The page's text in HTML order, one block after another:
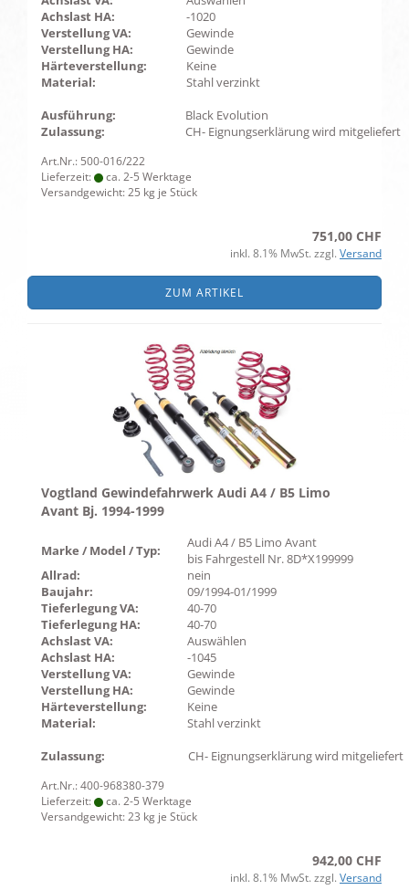
Achslast HA:
-1020
Verstellung VA:
Gewinde
Verstellung HA:
Gewinde
Härteverstellung:
Keine
Material:
Stahl verzinkt
Ausführung:
Black Evolution
Zulassung:
CH- Eignungserklärung wird mitgeliefert
Art.Nr.: 500-016/222
Lieferzeit:
ca. 2-5 Werktage
Versandgewicht:25 kg je Stück
751,00 CHF
inkl. 8.1% MwSt. zzgl. Versand
ZUM ARTIKEL
Vogtland Gewindefahrwerk Audi A4 / B5 Limo
Avant Bj. 1994-1999
Marke / Model / Typ:
Audi A4 / B5 Limo Avant
bis Fahrgestell Nr. 8D*X199999
Allrad:
nein
Baujahr:
09/1994-01/1999
Tieferlegung VA:
40-70
Tieferlegung HA:
40-70
Achslast VA:
Auswählen
Achslast HA:
-1045
Verstellung VA:
Gewinde
Verstellung HA:
Gewinde
Härteverstellung:
Keine
Material:
Stahl verzinkt
Zulassung:
CH- Eignungserklärung wird mitgeliefert
Art.Nr.: 400-968380-379
Lieferzeit:
ca. 2-5 Werktage
Versandgewicht:23 kg je Stück
942,00 CHF
inkl. 8.1% MwSt. zzgl. Versand